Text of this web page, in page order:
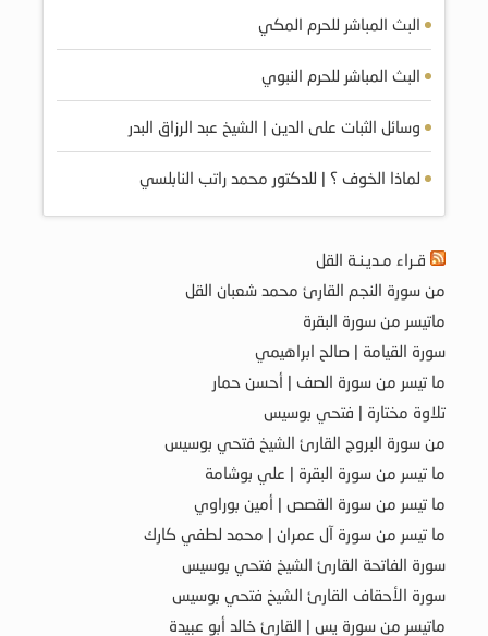
البث المباشر للحرم المكي
البث المباشر للحرم النبوي
وسائل الثبات على الدين | الشيخ عبد الرزاق البدر
لماذا الخوف ؟ | للدكتور محمد راتب النابلسي
قـراء مـديـنـة القل
من سورة النجم القارئ محمد شعبان القل
ماتيسر من سورة البقرة
سورة القيامة | صالح ابراهيمي
ما تيسر من سورة الصف | أحسن حمار
تلاوة مختارة | فتحي بوسيس
من سورة البروج القارئ الشيخ فتحي بوسيس
ما تيسر من سورة البقرة | علي بوشامة
ما تيسر من سورة القصص | أمين بوراوي
ما تيسر من سورة آل عمران | محمد لطفي كارك
سورة الفاتحة القارئ الشيخ فتحي بوسيس
سورة الأحقاف القارئ الشيخ فتحي بوسيس
ماتيسر من سورة يس | القارئ خالد أبو عبيدة